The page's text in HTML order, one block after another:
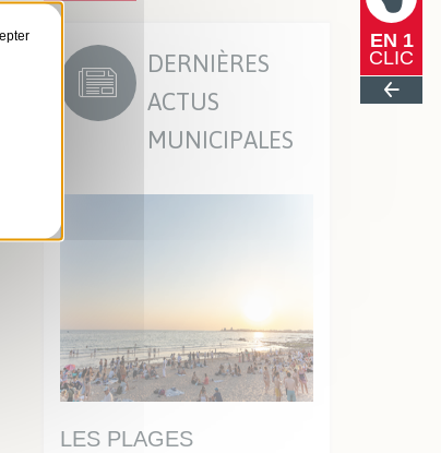
EN 1
CLIC
DERNIÈRES
ACTUS
MUNICIPALES
LES PLAGES